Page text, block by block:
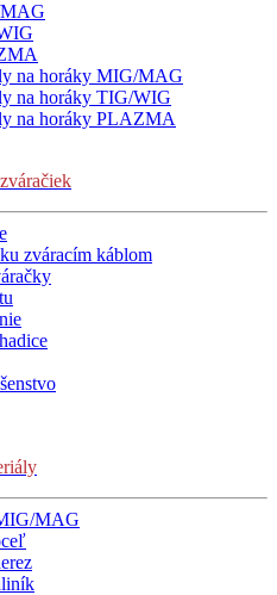
na horáky MIG/MAG
na horáky TIG/WIG
na horáky PLAZMA
zváracím káblom
MAG